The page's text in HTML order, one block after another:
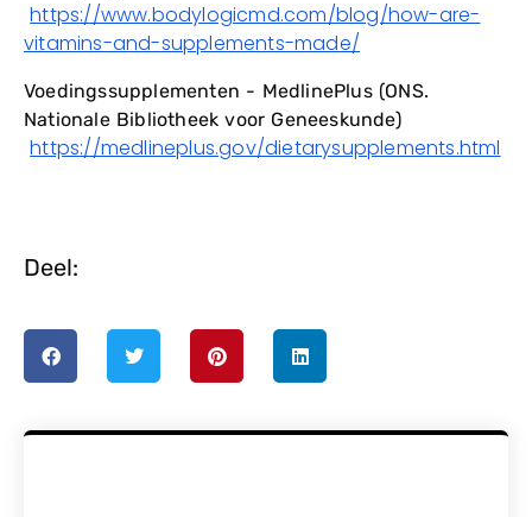
https://www.bodylogicmd.com/blog/how-are-
vitamins-and-supplements-made/
Voedingssupplementen - MedlinePlus (ONS.
Nationale Bibliotheek voor Geneeskunde)
https://medlineplus.gov/dietarysupplements.html
Deel: